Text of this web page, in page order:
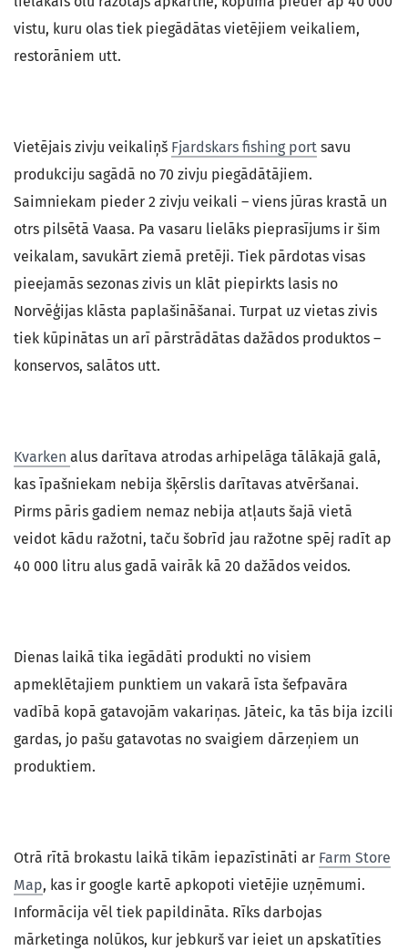
vistu, kuru olas tiek piegādātas vietējiem veikaliem,
restorāniem utt.
Vietējais zivju veikaliņš Fjardskars fishing port savu
produkciju sagādā no 70 zivju piegādātājiem.
Saimniekam pieder 2 zivju veikali – viens jūras krastā un
otrs pilsētā Vaasa. Pa vasaru lielāks pieprasījums ir šim
veikalam, savukārt ziemā pretēji. Tiek pārdotas visas
pieejamās sezonas zivis un klāt piepirkts lasis no
Norvēģijas klāsta paplašināšanai. Turpat uz vietas zivis
tiek kūpinātas un arī pārstrādātas dažādos produktos –
konservos, salātos utt.
Kvarken alus darītava atrodas arhipelāga tālākajā galā,
kas īpašniekam nebija šķērslis darītavas atvēršanai.
Pirms pāris gadiem nemaz nebija atļauts šajā vietā
veidot kādu ražotni, taču šobrīd jau ražotne spēj radīt ap
40 000 litru alus gadā vairāk kā 20 dažādos veidos.
Dienas laikā tika iegādāti produkti no visiem
apmeklētajiem punktiem un vakarā īsta šefpavāra
vadībā kopā gatavojām vakariņas. Jāteic, ka tās bija izcili
gardas, jo pašu gatavotas no svaigiem dārzeņiem un
produktiem.
Otrā rītā brokastu laikā tikām iepazīstināti ar Farm Store
Map, kas ir google kartē apkopoti vietējie uzņēmumi.
Informācija vēl tiek papildināta. Rīks darbojas
mārketinga nolūkos, kur jebkurš var ieiet un apskatīties